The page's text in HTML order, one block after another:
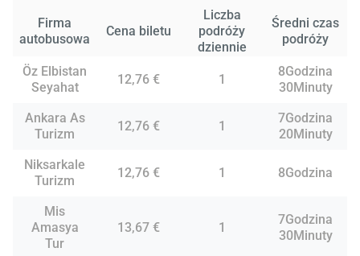
Firma
autobusowa
Cena biletu
Liczba
podróży
dziennie
Średni czas
podróży
Öz Elbistan
Seyahat
12,76 € 1
8Godzina
30Minuty
Ankara As
Turizm
12,76 € 1
7Godzina
20Minuty
Niksarkale
Turizm
12,76 € 1 8Godzina
Mis
Amasya
Tur
13,67 € 1
7Godzina
30Minuty